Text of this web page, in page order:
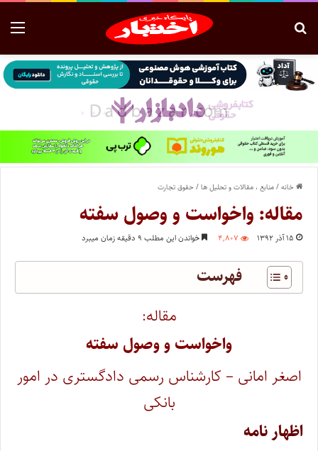
خانه/منابع ، مقالات و تحلیل ها/حقوق تجارت
مقاله: واخواست و وصول سفته
۱۵ آذر ۱۳۹۲ ۴,۸۰۷ خواندن این مطلب ۹ دقیقه زمان میبرد
فهرست
مقاله:
واخواست و وصول سفته
اصغر امانی – کارشناس رسمی دادگستری در امور
بانکی
اظهار نامه